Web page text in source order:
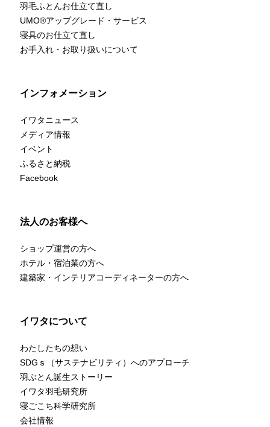
羽毛ふとんお仕立て直し
UMO®アップグレード・サービス
寝具のお仕立て直し
お手入れ・お取り扱いについて
インフォメーション
イワタニュース
メディア情報
イベント
ふるさと納税
Facebook
法人のお客様へ
ショップ運営の方へ
ホテル・宿泊業の方へ
建築家・インテリアコーディネーターの方へ
イワタについて
わたしたちの想い
SDGｓ（サステナビリティ）へのアプローチ
羽ぶとん誕生ストーリー
イワタ羽毛研究所
寝ごこち科学研究所
会社情報